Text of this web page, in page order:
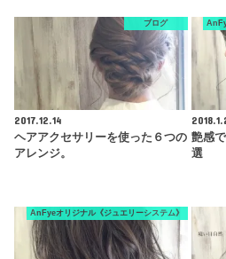
ブログ
2017.12.14
ヘアアクセサリーを使った６つの
アレンジ。
艶感
選
AnFyeオリジナル《ジュエリーシステム》